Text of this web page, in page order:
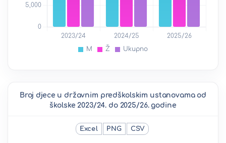
Broj djece u državnim predškolskim ustanovama od
školske 2023/24. do 2025/26. godine
Excel PNG CSV